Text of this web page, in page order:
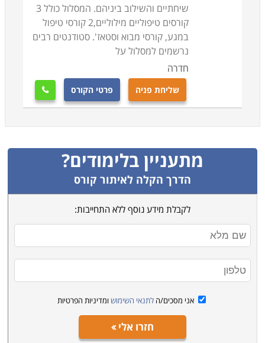
שיחתיים והשילוב ביניהם. המסלול כולל 3
קורסים טיפוליים מילוליים,2 קורסי טיפול
במגע, קורסי מבוא וסטאז'. סטודנטים רבים
נרשמים למסלול על
חדרה
שליחת פניה פרטי הקורס 
מתעניין בלימודים?
הדרך הקלה לאיתור קורס
לקבלת מידע נוסף ללא התחייבות:
אני מסכים/ה לתנאי השימוש ומדיניות הפרטיות
חזרו אלי